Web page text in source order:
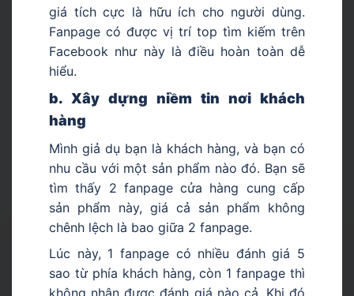
giá tích cực là hữu ích cho người dùng.
Fanpage có được vị trí top tìm kiếm trên
Facebook như này là điều hoàn toàn dễ
hiểu.
b. Xây dựng niềm tin nơi khách
hàng
Mình giả dụ bạn là khách hàng, và bạn có
nhu cầu với một sản phẩm nào đó. Bạn sẽ
tìm thấy 2 fanpage cửa hàng cung cấp
sản phẩm này, giá cả sản phẩm không
chênh lệch là bao giữa 2 fanpage.
Lúc này, 1 fanpage có nhiều đánh giá 5
sao từ phía khách hàng, còn 1 fanpage thì
không nhận được đánh giá nào cả. Khi đó